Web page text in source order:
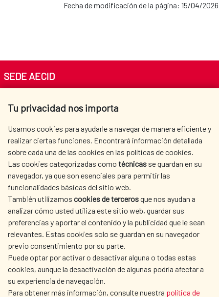
Fecha de modificación de la página: 15/04/2026
Tu privacidad nos importa
Usamos cookies para ayudarle a navegar de manera eficiente y
realizar ciertas funciones. Encontrará información detallada
sobre cada una de las cookies en las políticas de cookies.
Las cookies categorizadas como técnicas se guardan en su
navegador, ya que son esenciales para permitir las
funcionalidades básicas del sitio web.
También utilizamos cookies de tercerosque nos ayudan a
analizar cómo usted utiliza este sitio web, guardar sus
preferencias y aportar el contenido y la publicidad que le sean
relevantes. Estas cookies solo se guardan en su navegador
previo consentimiento por su parte.
Puede optar por activar o desactivar alguna o todas estas
cookies, aunque la desactivación de algunas podría afectar a
su experiencia de navegación.
Para obtener más información, consulte nuestra política de
SEDE AECID
Tel. +34 900 20 30 54​​​​​​​
AECID
WHERE DO WE COOPERATE?
SPANISH HUMANITARIAN
ACTION
PRESS ROOM
CULTURE AND SCIENCE LIBRARY
OUR SOCIAL MEDIA